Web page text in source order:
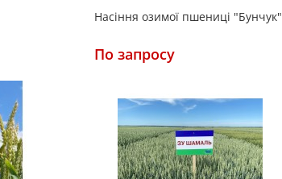
Насіння озимої пшениці "Бунчук"
По запросу